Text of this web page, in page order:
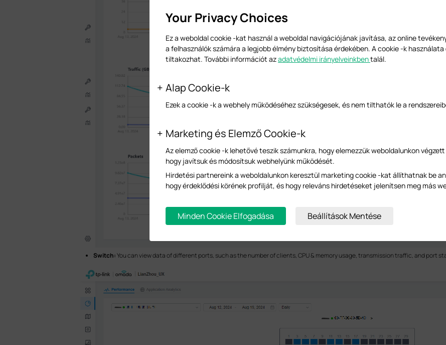
Switch:You can view data of different ports, such as the number of clients, CPU & memory usage, transmission traffic, and port
Your Privacy Choices
Ez a weboldal cookie -kat használ a weboldal navigációjának javítása, az online
a felhasználók számára a legjobb élmény biztosítása érdekében. A cookie -k használata
tiltakozhat. További információt azadatvédelmi irányelveinkbentalál.
Alap Cookie-k
Ezek a cookie -k a webhely működéséhez szükségesek, és nem tilthatók le a
Marketing és Elemző Cookie-k
Az elemző cookie -k lehetővé teszik számunkra, hogy elemezzük weboldalunkon
hogy javítsuk és módosítsuk webhelyünk működését.
Hirdetési partnereink a weboldalunkon keresztül marketing cookie -kat állíthatnak be
hogy érdeklődési körének profilját, és hogy releváns hirdetéseket jelenítsen meg más
Minden Cookie Elfogadása Beállítások Mentése